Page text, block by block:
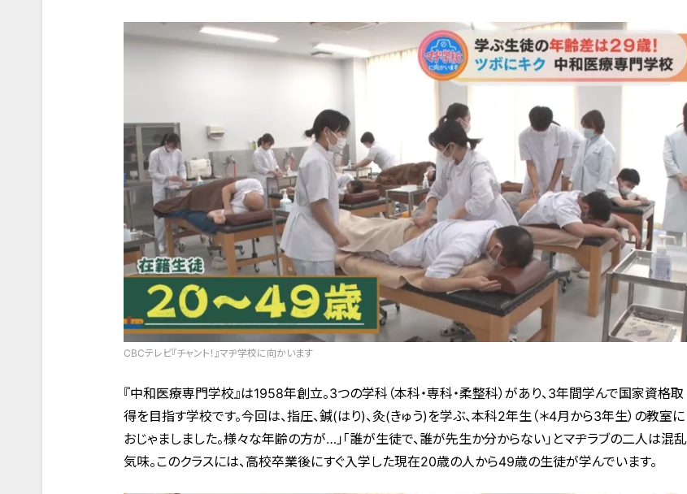
CBCテレビ『チャント！』マヂ学校に向かいます
『中和医療専門学校』は1958年創立。3つの学科（本科・専科・柔整科）があり、3年間学んで国家資格取
得を目指す学校です。今回は、指圧、鍼(はり)、灸(きゅう)を学ぶ、本科2年生（＊4月から3年生）の教室に
おじゃましました。様々な年齢の方が…」「誰が生徒で、誰が先生か分からない」とマヂラブの二人は混乱
気味。このクラスには、高校卒業後にすぐ入学した現在20歳の人から49歳の生徒が学んでいます。